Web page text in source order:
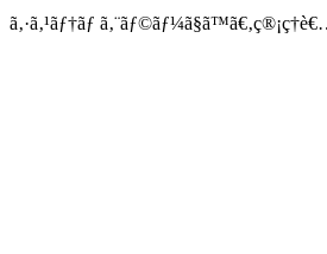
ã‚·ã‚¹ãƒ†ãƒ